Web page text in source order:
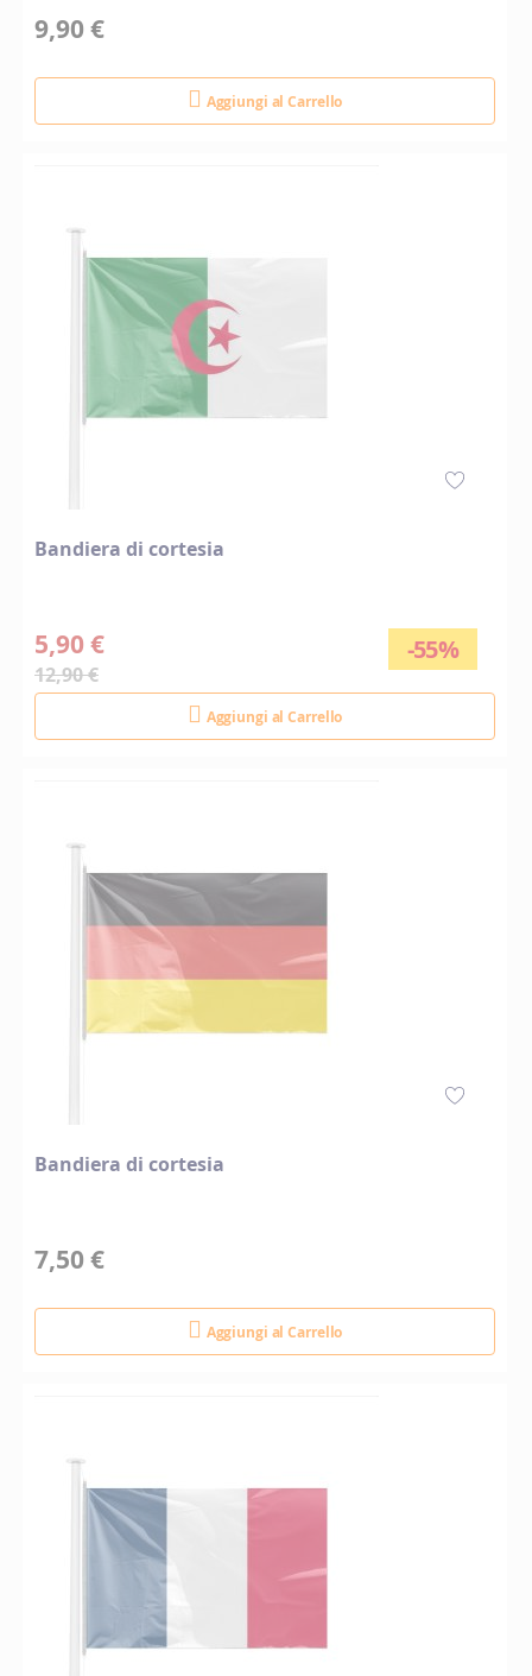
9,90 €
Aggiungi al Carrello
Bandiera di cortesia
-55%
5,90 €
12,90 €
Aggiungi al Carrello
Bandiera di cortesia
7,50 €
Aggiungi al Carrello